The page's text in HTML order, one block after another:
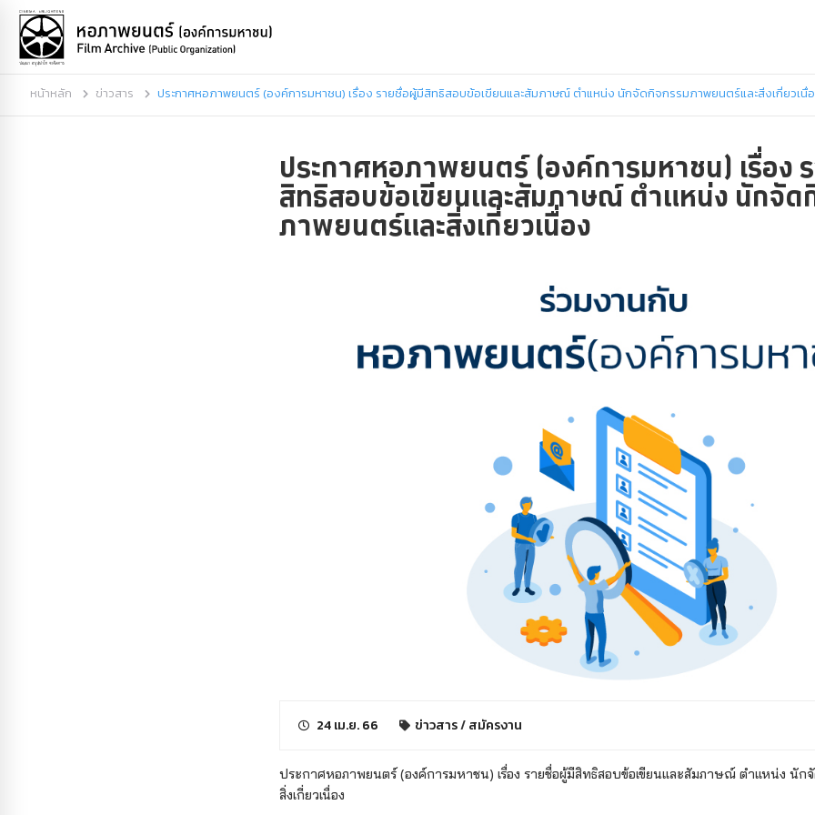
หน้าหลัก ข่าวสาร ประกาศหอภาพยนตร์ (องค์การมหาชน) เรื่อง รายชื่อผู้มีสิทธิสอบข้อเขียนและสัมภาษณ์ ตำแหน่ง นักจัดกิจกรรมภาพยนตร์และสิ่งเกี่ยวเนื่
ประกาศหอภาพยนตร์ (องค์การมหาชน) เรื่อง
สิทธิสอบข้อเขียนและสัมภาษณ์ ตำแหน่ง นักจัด
ภาพยนตร์และสิ่งเกี่ยวเนื่อง
24 เม.ย. 66 ข่าวสาร/สมัครงาน
ประกาศหอภาพยนตร์ (องค์การมหาชน) เรื่อง รายชื่อผู้มีสิทธิสอบข้อเขียนและสัมภาษณ์ ตำแหน่ง นัก
สิ่งเกี่ยวเนื่อง